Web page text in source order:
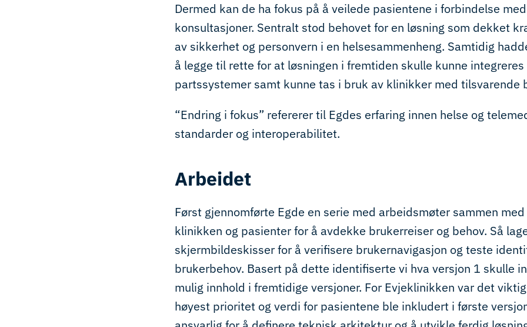
Dermed kan de ha fokus på å veilede pasientene i forbindelse
konsultasjoner. Sentralt stod behovet for en løsning som dekket
av sikkerhet og personvern i en helsesammenheng. Samtidig
å legge til rette for at løsningen i fremtiden skulle kunne
partssystemer samt kunne tas i bruk av klinikker med tilsvarende
“Endring i fokus” refererer til Egdes erfaring innen helse og
standarder og interoperabilitet.
Arbeidet
Først gjennomførte Egde en serie med arbeidsmøter sammen
klinikken og pasienter for å avdekke brukerreiser og behov. Så
skjermbildeskisser for å verifisere brukernavigasjon og teste
brukerbehov. Basert på dette identifiserte vi hva versjon 1 skulle
mulig innhold i fremtidige versjoner. For Evjeklinikken var det
høyest prioritet og verdi for pasientene ble inkludert i første